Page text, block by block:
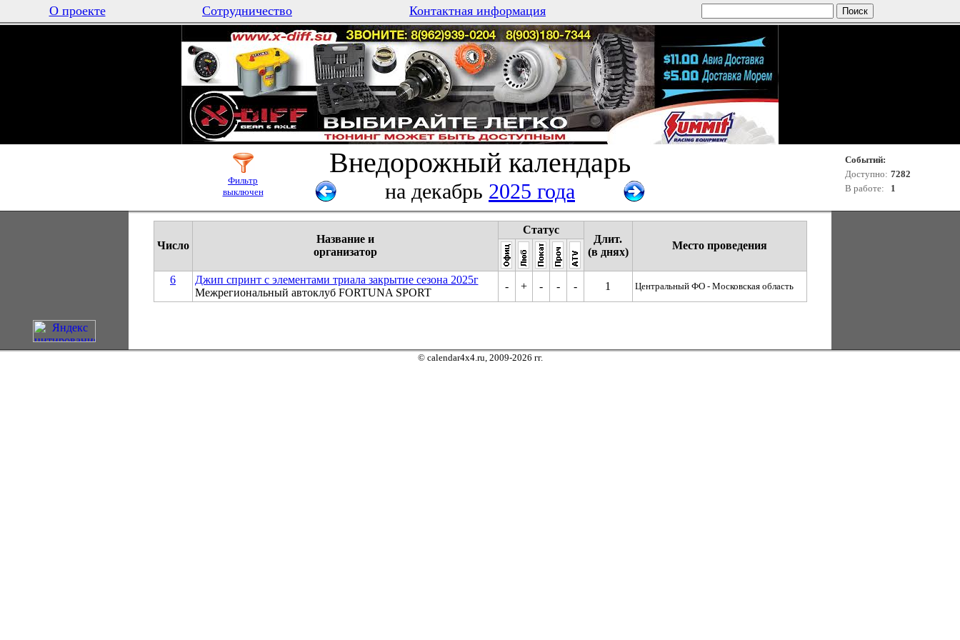
О проекте Сотрудничество Контактная информация
Фильтр
выключен
Внедорожный календарь
на декабрь 2025 года
Событий:
Доступно: 7282
В работе:
1
Число
Название и
организатор
Статус
Длит.
(в днях)
Место проведения
6
Джип спринт с элементами триала закрытие сезона 2025г
Межрегиональный автоклуб FORTUNA SPORT
- + - - - 1 Центральный ФО - Московская область
© calendar4x4.ru, 2009-2026 гг.